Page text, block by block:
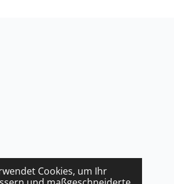
Cookies, um Ihr